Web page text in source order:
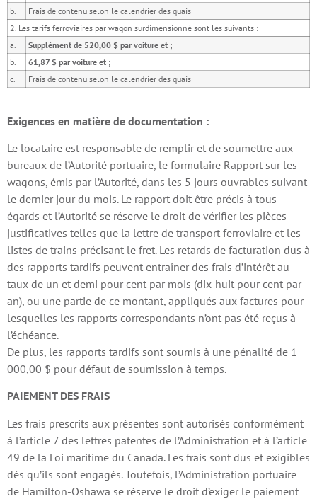
b.
Frais de contenu selon le calendrier des quais
2. Les tarifs ferroviaires par wagon surdimensionné sont les suivants :
a.
Supplément de 520,00 $ par voiture et ;
b.
61,87 $ par voiture et ;
c.
Frais de contenu selon le calendrier des quais
Exigences en matière de documentation :
Le locataire est responsable de remplir et de soumettre aux
bureaux de l’Autorité portuaire, le formulaire Rapport sur les
wagons, émis par l’Autorité, dans les 5 jours ouvrables suivant
le dernier jour du mois. Le rapport doit être précis à tous
égards et l’Autorité se réserve le droit de vérifier les pièces
justificatives telles que la lettre de transport ferroviaire et les
listes de trains précisant le fret. Les retards de facturation dus à
des rapports tardifs peuvent entraîner des frais d’intérêt au
taux de un et demi pour cent par mois (dix-huit pour cent par
an), ou une partie de ce montant, appliqués aux factures pour
lesquelles les rapports correspondants n’ont pas été reçus à
l’échéance.
De plus, les rapports tardifs sont soumis à une pénalité de 1
000,00 $ pour défaut de soumission à temps.
PAIEMENT DES FRAIS
Les frais prescrits aux présentes sont autorisés conformément
à l’article 7 des lettres patentes de l’Administration et à l’article
49 de la Loi maritime du Canada. Les frais sont dus et exigibles
dès qu’ils sont engagés. Toutefois, l’Administration portuaire
de Hamilton-Oshawa se réserve le droit d’exiger le paiement